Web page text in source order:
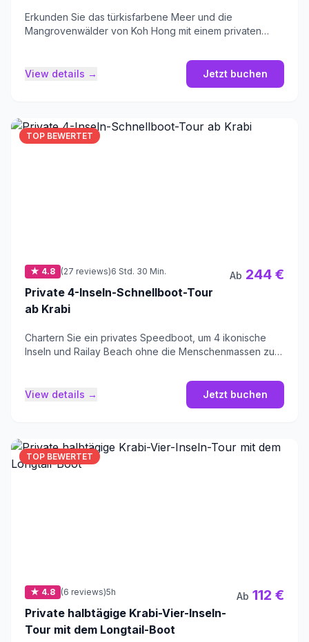
Erkunden Sie das türkisfarbene Meer und die
Mangrovenwälder von Koh Hong mit einem privaten
View details → Jetzt buchen
TOP BEWERTET
★ 4.8 (27 reviews)6 Std. 30 Min.
Private 4-Inseln-Schnellboot-Tour
ab Krabi
Ab 244 €
Chartern Sie ein privates Speedboot, um 4 ikonische
Inseln und Railay Beach ohne die Menschenmassen zu
View details → Jetzt buchen
TOP BEWERTET
★ 4.8 (6 reviews)5h
Private halbtägige Krabi-Vier-Inseln-
Tour mit dem Longtail-Boot
Ab 112 €